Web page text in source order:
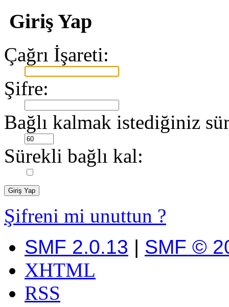
Giriş Yap
Çağrı İşareti:
Şifre:
Bağlı kalmak istediğiniz
Sürekli bağlı kal:
Şifreni mi unuttun ?
SMF 2.0.13 | SMF ©
XHTML
RSS